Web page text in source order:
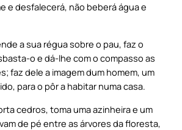
e desfalecerá, não beberá água e
a sua régua sobre o pau, faz o
o e dá-lhe com o compasso as
faz dele a imagem dum homem, um
para o pôr a habitar numa casa.
cedros, toma uma azinheira e um
de pé entre as árvores da floresta,